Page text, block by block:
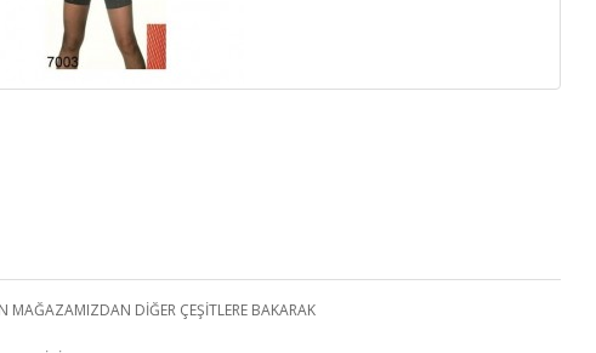
MAĞAZAMIZDAN DİĞER ÇEŞİTLERE BAKARAK